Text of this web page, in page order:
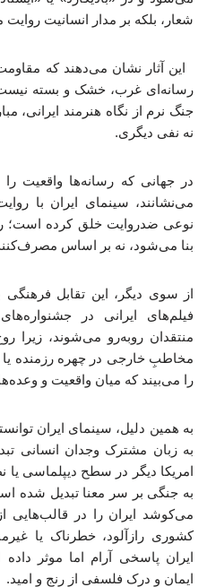
شعار، بلکه بر مدار انسانیت
این آثار نشان می‌دهند که
رسانه‌ای غرب، خشک و بسته
جنگ نرم از نگاه هنرمند ایرانی،
نه نفی دیگری.
در جهانی که رسانه‌ها واقعیت
می‌نشانند، سینمای ایران با
نوعی ضدروایت خلق کرده است؛
بنا می‌شود، نه بر اساس
از سوی دیگر، این تقابل
فیلم‌های ایرانی در
منتقدان روبه‌رو می‌شوند، زیرا
مخاطبِ خارجی در چهره رزمنده یا
را می‌بیند که میان واقعیت و
به همین دلیل، سینمای ایران
به زبان مشترک وجدان انسانی
امریکا دیگر در سطح دیپلماسی
به جنگی بر سر معنا تبدیل شده
می‌کوشد ایران را در قالب‌هایی
کشوری رازآلود، خطرناک یا
ایران پاسخی آرام اما موثر
ایمان و درک فلسفی از رنج و امید.